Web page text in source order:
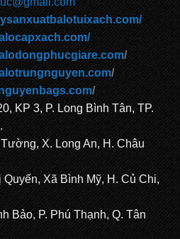
/
/
/
KP 3, P. Long Bình Tân, TP.
X. Long An, H. Châu
Quyến, Xã Bình Mỹ, H. Củ Chi,
Bảo, P. Phú Thạnh, Q. Tân